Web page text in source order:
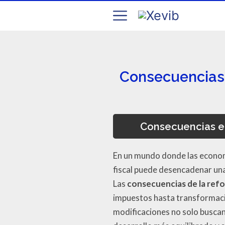
Consecuencias
En un mundo donde las
fiscal puede desencadenar
Las consecuencias de la
impuestos hasta
modificaciones no solo